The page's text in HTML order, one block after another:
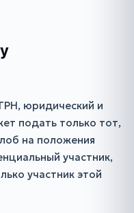
юридический и
подать только тот,
на положения
участник,
участник этой